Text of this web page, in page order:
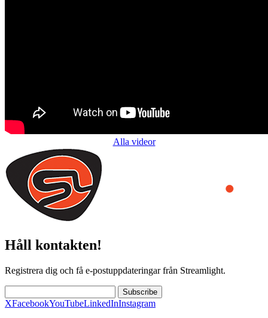
Alla videor
Håll kontakten!
Registrera dig och få e-postuppdateringar från Streamlight.
Subscribe
XFacebookYouTubeLinkedInInstagram